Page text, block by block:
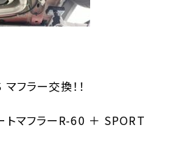
フラー交換！！
トマフラーR-60 ＋ SPORT